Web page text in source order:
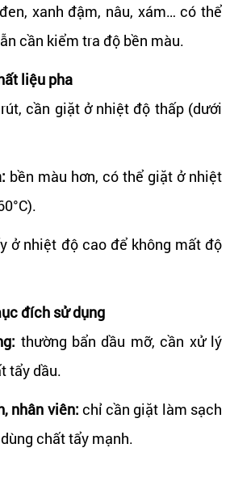
xanh đậm, nâu, xám… có thể
cần kiểm tra độ bền màu.
liệu pha
cần giặt ở nhiệt độ thấp (dưới
bền màu hơn, có thể giặt ở nhiệt
ở nhiệt độ cao để không mất độ
đích sử dụng
thường bẩn dầu mỡ, cần xử lý
tẩy dầu.
nhân viên: chỉ cần giặt làm sạch
chất tẩy mạnh.